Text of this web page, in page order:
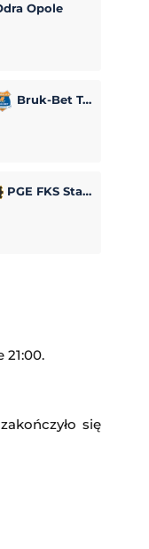
Opole
Bruk-Bet Termalica Nieciecza
PGE FKS Stal Mielec
21:00.
się